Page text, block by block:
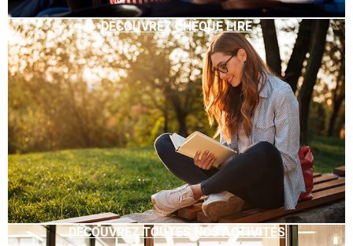
DÉCOUVREZ CHÈQUE LIRE
DÉCOUVREZ TOUTES NOS ACTIVITÉS